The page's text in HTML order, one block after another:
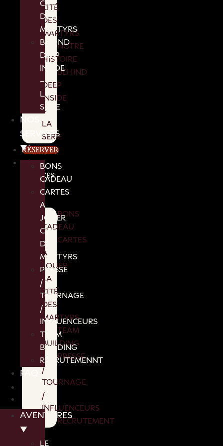
CITÉ
DES
MARTYRS
NOTRE
HISTOIRE
BEHIND
DEEP
INSIDE
–
LA
SERIE
RÉSERVER
SERVICES
BONS
CADEAU
CARTES
A
JOUER
LA
CITÉ
DES
MARTYRS
TEAM
BUILDING
PRESSE
/
TOURNAGE
/
INFLUENCEURS
RECRUTEMENT
FAQ
CITÉ
DES
MARTYRS
BEHIND
DEEP
INSIDE
–
LA
SERIE
NOS
SERVICES
▼
BONS
CADEAU
CARTES
A
JOUER
CITÉ
DES
MARTYRS
PRESSE
/
TOURNAGE
/
INFLUENCEURS
TEAM
BUILDING
RECRUTEMENNT
FAQ
AVENTURES
▼
LE